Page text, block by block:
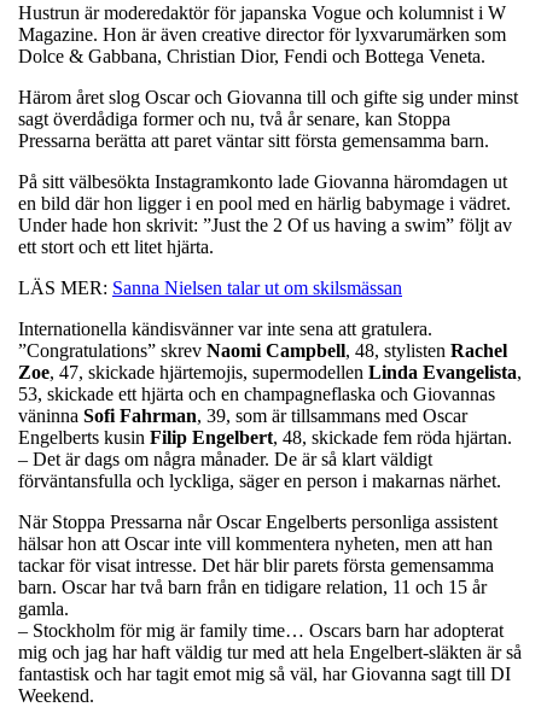
Hustrun är moderedaktör för japanska Vogue och kolumnist i W
Magazine. Hon är även creative director för lyxvarumärken som
Dolce & Gabbana, Christian Dior, Fendi och Bottega Veneta.
Härom året slog Oscar och Giovanna till och gifte sig under minst
sagt överdådiga former och nu, två år senare, kan Stoppa
Pressarna berätta att paret väntar sitt första gemensamma barn.
På sitt välbesökta Instagramkonto lade Giovanna häromdagen ut
en bild där hon ligger i en pool med en härlig babymage i vädret.
Under hade hon skrivit: ”Just the 2 Of us having a swim” följt av
ett stort och ett litet hjärta.
LÄS MER: Sanna Nielsen talar ut om skilsmässan
Internationella kändisvänner var inte sena att gratulera.
”Congratulations” skrev Naomi Campbell, 48, stylisten Rachel
Zoe, 47, skickade hjärtemojis, supermodellen Linda Evangelista,
53, skickade ett hjärta och en champagneflaska och Giovannas
väninna Sofi Fahrman, 39, som är tillsammans med Oscar
Engelberts kusin Filip Engelbert, 48, skickade fem röda hjärtan.
– Det är dags om några månader. De är så klart väldigt
förväntansfulla och lyckliga, säger en person i makarnas närhet.
När Stoppa Pressarna når Oscar Engelberts personliga assistent
hälsar hon att Oscar inte vill kommentera nyheten, men att han
tackar för visat intresse. Det här blir parets första gemensamma
barn. Oscar har två barn från en tidigare relation, 11 och 15 år
gamla.
– Stockholm för mig är family time… Oscars barn har adopterat
mig och jag har haft väldig tur med att hela Engelbert-släkten är så
fantastisk och har tagit emot mig så väl, har Giovanna sagt till DI
Weekend.